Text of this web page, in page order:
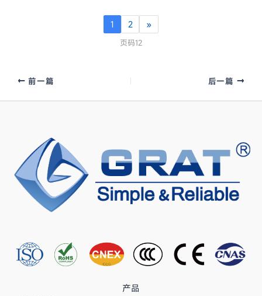
1 2 »
页码12
前一篇 后一篇
产品